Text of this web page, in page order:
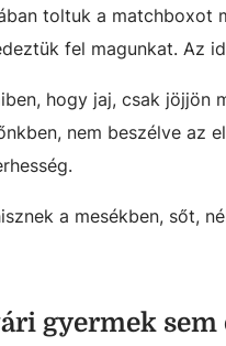
toltuk a matchboxot
fel magunkat. Az
hogy jaj, csak jöjjön
nem beszélve az
a mesékben, sőt,
gyermek